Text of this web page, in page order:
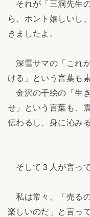
それが「三洞先生
ら、ホント嬉しいし
きましたよ。
深雪サマの「これ
ける」という言葉も
金沢の千絵の「生
せ」という言葉も、
伝わるし、身に沁み
そして３人が言っ
私は常々、「売る
楽しいのだ」と言っ